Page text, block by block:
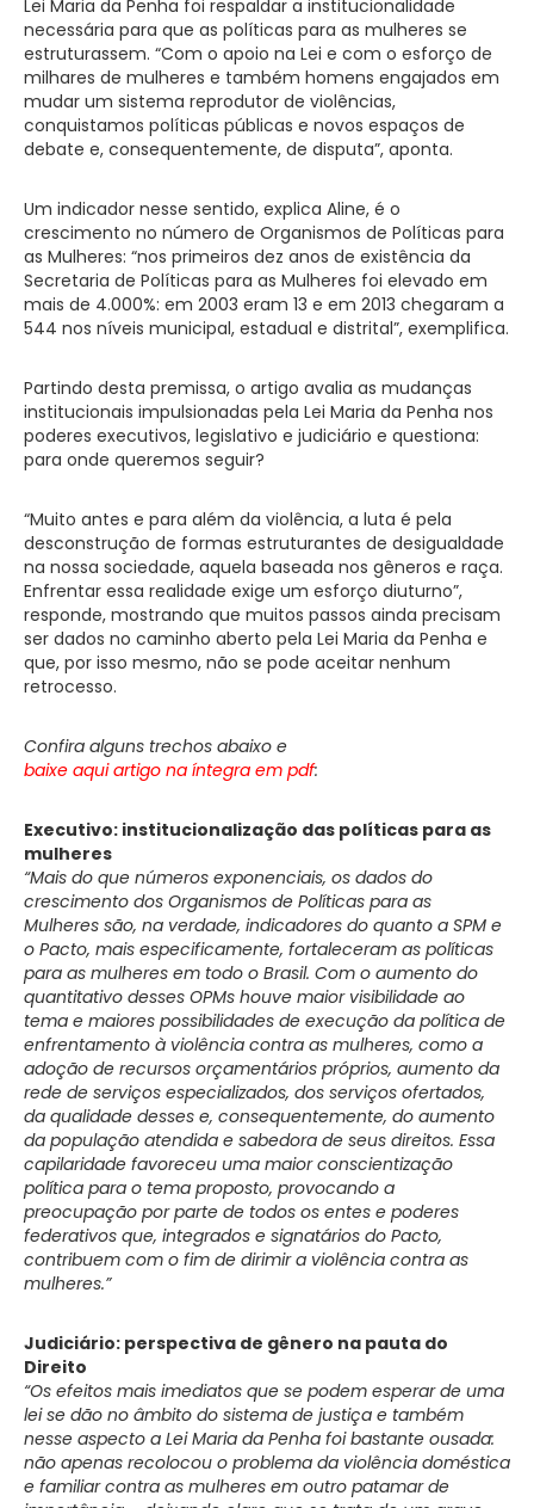
Lei Maria da Penha foi respaldar a institucionalidade
necessária para que as políticas para as mulheres se
estruturassem. “Com o apoio na Lei e com o esforço de
milhares de mulheres e também homens engajados em
mudar um sistema reprodutor de violências,
conquistamos políticas públicas e novos espaços de
debate e, consequentemente, de disputa”, aponta.
Um indicador nesse sentido, explica Aline, é o
crescimento no número de Organismos de Políticas para
as Mulheres: “nos primeiros dez anos de existência da
Secretaria de Políticas para as Mulheres foi elevado em
mais de 4.000%: em 2003 eram 13 e em 2013 chegaram a
544 nos níveis municipal, estadual e distrital”, exemplifica.
Partindo desta premissa, o artigo avalia as mudanças
institucionais impulsionadas pela Lei Maria da Penha nos
poderes executivos, legislativo e judiciário e questiona:
para onde queremos seguir?
“Muito antes e para além da violência, a luta é pela
desconstrução de formas estruturantes de desigualdade
na nossa sociedade, aquela baseada nos gêneros e raça.
Enfrentar essa realidade exige um esforço diuturno”,
responde, mostrando que muitos passos ainda precisam
ser dados no caminho aberto pela Lei Maria da Penha e
que, por isso mesmo, não se pode aceitar nenhum
retrocesso.
Confira alguns trechos abaixo e
baixe aqui artigo na íntegra em pdf:
Executivo: institucionalização das políticas para as
mulheres
“Mais do que números exponenciais, os dados do
crescimento dos Organismos de Políticas para as
Mulheres são, na verdade, indicadores do quanto a SPM e
o Pacto, mais especificamente, fortaleceram as políticas
para as mulheres em todo o Brasil. Com o aumento do
quantitativo desses OPMs houve maior visibilidade ao
tema e maiores possibilidades de execução da política de
enfrentamento à violência contra as mulheres, como a
adoção de recursos orçamentários próprios, aumento da
rede de serviços especializados, dos serviços ofertados,
da qualidade desses e, consequentemente, do aumento
da população atendida e sabedora de seus direitos. Essa
capilaridade favoreceu uma maior conscientização
política para o tema proposto, provocando a
preocupação por parte de todos os entes e poderes
federativos que, integrados e signatários do Pacto,
contribuem com o fim de dirimir a violência contra as
mulheres.”
Judiciário: perspectiva de gênero na pauta do
Direito
“Os efeitos mais imediatos que se podem esperar de uma
lei se dão no âmbito do sistema de justiça e também
nesse aspecto a Lei Maria da Penha foi bastante ousada:
não apenas recolocou o problema da violência doméstica
e familiar contra as mulheres em outro patamar de